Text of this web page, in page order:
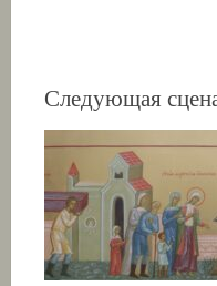
Следующая